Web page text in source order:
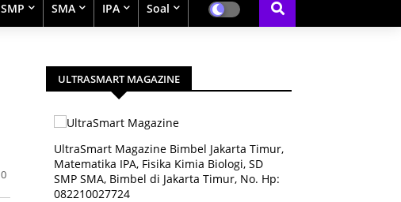
SMP SMA IPA Soal
0
ULTRASMART MAGAZINE
UltraSmart Magazine Bimbel Jakarta Timur,
Matematika IPA, Fisika Kimia Biologi, SD
SMP SMA, Bimbel di Jakarta Timur, No. Hp:
082210027724